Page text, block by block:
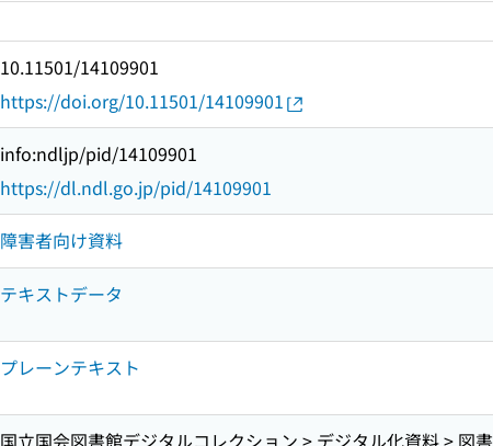
10.11501/14109901
https://doi.org/10.11501/14109901
info:ndljp/pid/14109901
https://dl.ndl.go.jp/pid/14109901
障害者向け資料
テキストデータ
プレーンテキスト
国立国会図書館デジタルコレクション > デジタル化資料 > 図書